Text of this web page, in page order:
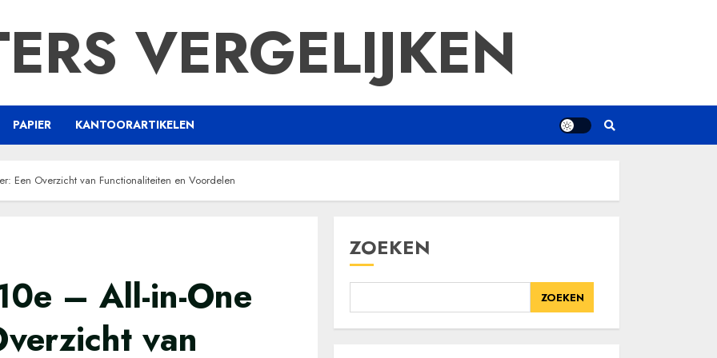
VERGELIJKEN
PAPIER KANTOORARTIKELEN
Een Overzicht van Functionaliteiten en Voordelen
– All-in-One
van
ZOEKEN
ZOEKEN